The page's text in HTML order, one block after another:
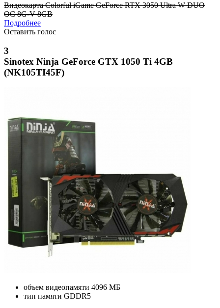
Видеокарта Colorful iGame GeForce RTX 3050 Ultra W DUO
OC 8G-V 8GB
Подробнее
Оставить голос
3
Sinotex Ninja GeForce GTX 1050 Ti 4GB
(NK105TI45F)
объем видеопамяти 4096 МБ
тип памяти GDDR5